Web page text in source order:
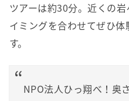
ツアーは約30分。近くの
イミングを合わせてぜひ
す。
NPO法人ひっ翔べ！奥